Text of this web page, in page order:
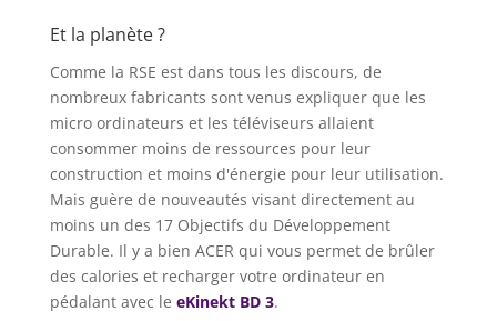
Et la planète ?
Comme la RSE est dans tous les discours, de
nombreux fabricants sont venus expliquer que les
micro ordinateurs et les téléviseurs allaient
consommer moins de ressources pour leur
construction et moins d'énergie pour leur utilisation.
Mais guère de nouveautés visant directement au
moins un des 17 Objectifs du Développement
Durable. Il y a bien ACER qui vous permet de brûler
des calories et recharger votre ordinateur en
pédalant avec le eKinekt BD 3.